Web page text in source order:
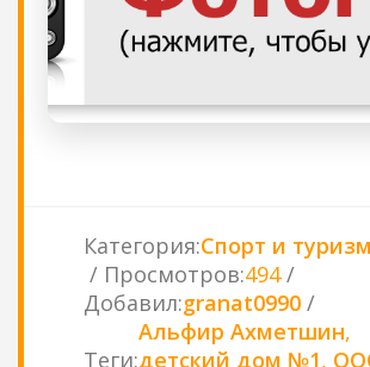
Категория:Спорт и туризм
Просмотров:494
Добавил:granat0990
Теги:
Альфир Ахметшин,
детский дом №1,